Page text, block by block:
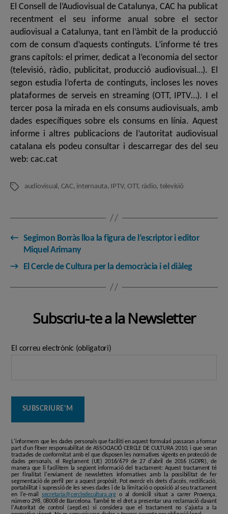
El Consell de l’Audiovisual de Catalunya, CAC ha publicat
recentment el seu informe anual sobre el sector
audiovisual a Catalunya, tant en l’àmbit de la producció
com de consum d’aquests continguts. L’informe té tres
grans capítols: el primer, dedicat a l’economia del sector
(televisió, ràdio, publicitat, producció audiovisual…). El
segon estudia l’oferta de continguts, incloses les noves
plataformes de serveis en streaming (OTT, IPTV…). I el
tercer posa la mirada en els consums audiovisuals, amb
dades específiques sobre els consums en línia. Aquest
informe i altres publicacions de l’autoritat audiovisual
catalana els podeu consultar i descarregar des del seu
web: cac.cat
Etiquetesaudiovisual , CAC, internauta, IPTV, OTT, ràdio, televisió
← Segimon Borràs lloa la figura de l’escriptor i editor
Miquel Arimany
→
El Cercle de Cultura per la democràcia i el diàleg
Subscriu-te a la Newsletter
El correu electrònic (obligatori)
L'informem que les dades personals que faciliti en aquest formulari passaran a formar
part d'un fitxer responsabilitat de ASSOCIACIÓ CERCLE DE CULTURA 2010, i que seran
tractades de conformitat amb el que disposen les normatives vigents en protecció de
dades personals, el Reglament (UE) 2016/679 de 27 d'abril de 2016 (GDPR), de
manera que li facilitem la següent informació del tractament: Aquest tractament té
per finalitat l'enviament de newsletters informatives amb la possibilitat de fer
segmentació de perfil per a aquest propòsit. Pot exercir els drets d'accés, rectificació,
portabilitat i supressió de les seves dades i de la limitació o oposició al seu tractament
en l'e-mail secretaria@cercledecultura.orgo al domicili situat a carrer Provença,
número 298, 08008 de Barcelona. També te el dret a presentar una reclamació davant
l'Autoritat de control (aepd.es) si considera que el tractament no s'ajusta a la